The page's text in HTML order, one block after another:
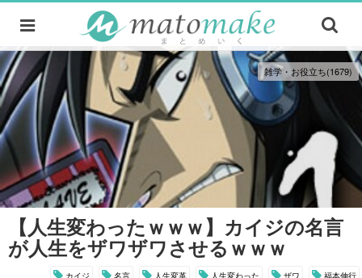
雑学・お役立ち(1679)
【人生変わったｗｗｗ】カイジの名言
が人生をザワザワさせるｗｗｗ
カイジ 名言 人生変革 人生変わった ザワ 福本伸行